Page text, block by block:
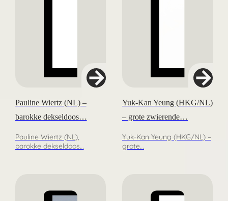
Pauline Wiertz (NL) –
barokke dekseldoos…
Pauline Wiertz (NL),
barokke dekseldoos…
Yuk-Kan Yeung (HKG/NL)
– grote zwierende…
Yuk-Kan Yeung (HKG/NL) –
grote…